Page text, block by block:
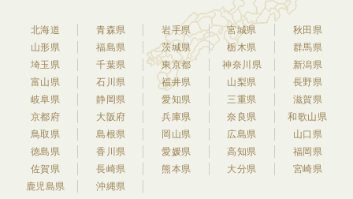
北海道 青森県 岩手県 宮城県
秋田県
山形県
福島県 茨城県 栃木県
群馬県
埼玉県
千葉県 東京都 神奈川県
新潟県
富山県
石川県 福井県 山梨県
長野県
岐阜県
静岡県 愛知県 三重県
滋賀県
京都府
大阪府 兵庫県 奈良県
和歌山県
鳥取県
島根県 岡山県 広島県
山口県
徳島県
香川県 愛媛県 高知県
福岡県
佐賀県
長崎県 熊本県 大分県
宮崎県
鹿児島県
沖縄県